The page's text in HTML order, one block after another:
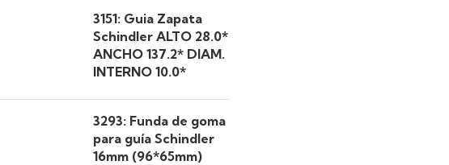
3151: Guia Zapata
Schindler ALTO 28.0*
ANCHO 137.2* DIAM.
INTERNO 10.0*
3293: Funda de goma
para guía Schindler
16mm (96*65mm)